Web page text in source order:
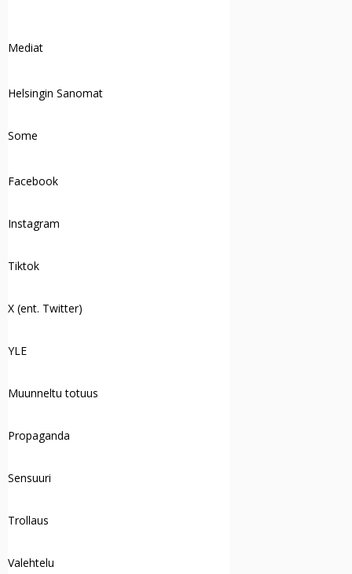
Mediat
Helsingin Sanomat
Some
Facebook
Instagram
Tiktok
X (ent. Twitter)
YLE
Muunneltu totuus
Propaganda
Sensuuri
Trollaus
Valehtelu